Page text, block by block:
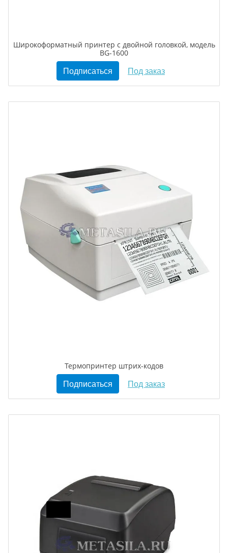
Широкоформатный принтер с двойной головкой, модель
BG-1600
Подписаться Под заказ
Термопринтер штрих-кодов
Подписаться Под заказ